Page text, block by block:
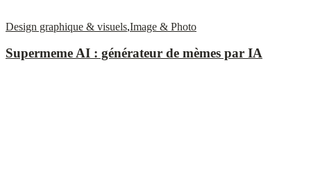
Design graphique & visuels,Image & Photo
Supermeme AI : générateur de mèmes par IA